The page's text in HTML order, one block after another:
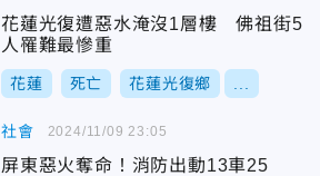
花蓮光復遭惡水淹沒1層樓 佛祖街5
人罹難最慘重
花蓮 死亡 花蓮光復鄉
社會
屏東惡火奪命！消防出動13車25
2024/11/09 23:05